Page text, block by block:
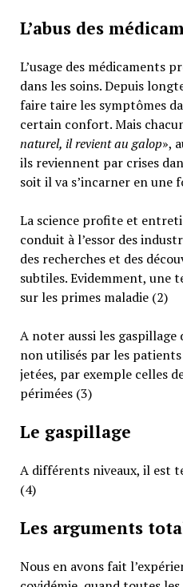
L’abus des
L’usage des médicaments
dans les soins. Depuis
faire taire les symptômes
certain confort. Mais
naturel, il revient au galop»,
ils reviennent par crises
soit il va s’incarner en une
La science profite et
conduit à l’essor des
des recherches et des
subtiles. Evidemment, une
sur les primes maladie (2)
A noter aussi les gaspillage
non utilisés par les patients
jetées, par exemple celles
périmées (3)
Le gaspillage
A différents niveaux, il est
(4)
Les arguments
Nous en avons fait